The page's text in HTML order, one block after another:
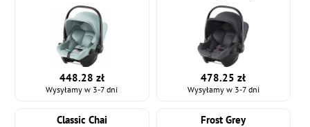
448.28 zł
Wysyłamy w 3-7 dni
478.25 zł
Wysyłamy w 3-7 dni
Classic Chai Frost Grey